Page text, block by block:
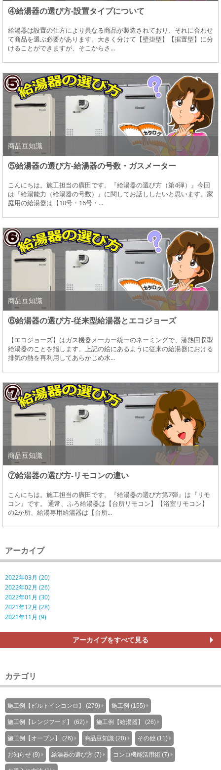
④給湯器の選び方-設置タイプについて
給湯器は設置の仕方により異なる商品が製造されており、それに合わせ
て商品を選ぶ必要があります。大きく分けて【壁掛型】【据置型】に分
けることができますが、そこからさ...
商品豆知識
⑤給湯器の選び方-給湯器の号数・ガスメーター
こんにちは。施工担当の廣田です。『給湯器の選び方（第4弾）』今回
は『給湯能力（給湯器の号数）』に関してお話ししたいと思います。家
庭用の給湯器は【10号・16号・...
商品豆知識
⑥給湯器の選び方-従来型給湯器とエコジョーズ
【エコジョーズ】はガス機器メーカー統一のネーミングで、潜熱回収型
給湯器のことを指します。上記の絵にあるように従来の給湯器における
排気の熱を再利用してあらかじめ水...
商品豆知識
⑦給湯器の選び方-リモコンの違い
こんにちは。施工担当の廣田です。『給湯器の選び方第7弾』は『リモ
コン』です。 通常、ふろ給湯器は【台所リモコン】【浴室リモコン】
の2か所、給湯専用給湯器は【台所...
アーカイブ
2022年03月 (20)
2022年02月 (26)
2022年01月 (30)
2021年12月 (28)
2021年11月 (9)
アーカイブをすべて見る
カテゴリ
施工例【ビルトインコンロ】 (279) 施工例 (155)
施工例【レンジフード】 (62) 施工例【給湯器】 (26)
施工例【オーブン】 (26) 商品豆知識 (20) その他 (11)
お知らせ (9) 給湯器の選び方 (7) コンロ機能活用術 (7)